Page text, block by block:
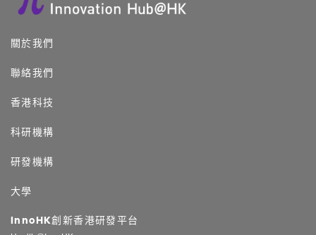
關於我們
聯絡我們
香港科技
科研機構
研發機構
大學
InnoHK創新香港研發平台